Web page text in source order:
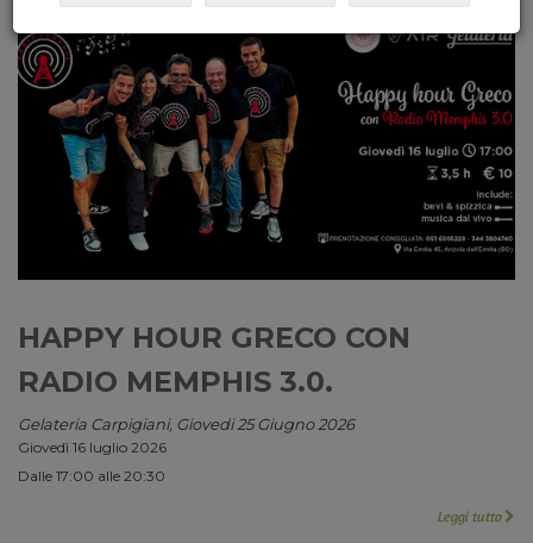
HAPPY HOUR GRECO CON
RADIO MEMPHIS 3.0.
Gelateria Carpigiani, Giovedi 25 Giugno 2026
Giovedì 16 luglio 2026
Dalle 17:00 alle 20:30
Leggi tutto